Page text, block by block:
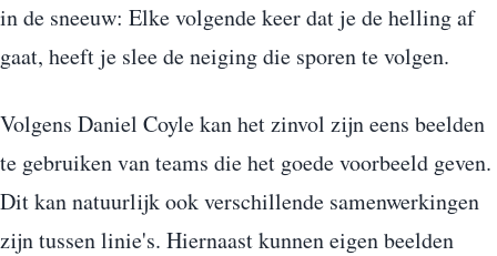
in de sneeuw: Elke volgende keer dat je de helling af
gaat, heeft je slee de neiging die sporen te volgen.
Volgens Daniel Coyle kan het zinvol zijn eens beelden
te gebruiken van teams die het goede voorbeeld geven.
Dit kan natuurlijk ook verschillende samenwerkingen
zijn tussen linie's. Hiernaast kunnen eigen beelden